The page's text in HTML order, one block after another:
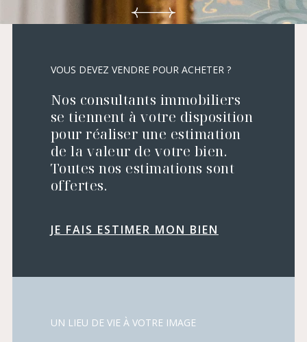
VOUS DEVEZ VENDRE POUR ACHETER ?
Nos consultants immobiliers
se tiennent à votre disposition
pour réaliser une estimation
de la valeur de votre bien.
Toutes nos estimations sont
offertes.
JE FAIS ESTIMER MON BIEN
UN LIEU DE VIE À VOTRE IMAGE